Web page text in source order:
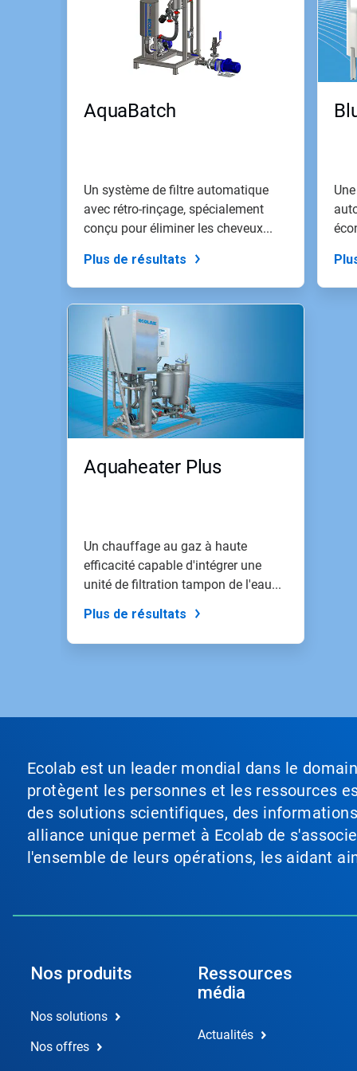
passez
points.
AquaBatch
Un système de filtre automatique
avec rétro-rinçage, spécialement
conçu pour éliminer les cheveux...
Plus de résultats
Aquaheater Plus
Un chauffage au gaz à haute
efficacité capable d'intégrer une
unité de filtration tampon de l'eau...
Plus de résultats
Ecolab est un leader mondial dans le
protègent les personnes et les ressources
des solutions scientifiques, des
alliance unique permet à Ecolab de
l'ensemble de leurs opérations, les aidant
Nos produits
Nos solutions
Nos offres
Ressources
média
Actualités